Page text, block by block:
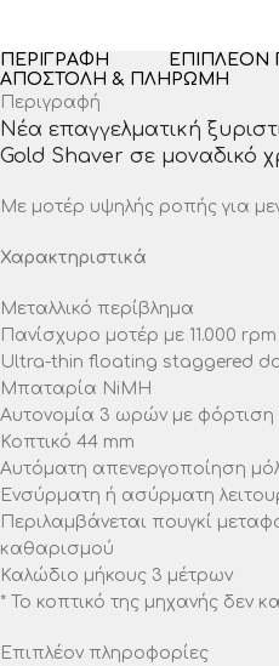
ΠΕΡΙΓΡΑΦΉ ΕΠΙΠΛΈΟΝ
ΑΠΟΣΤΟΛΉ & ΠΛΗΡΩΜΉ
Περιγραφή
Νέα επαγγελματική
Gold Shaver σε μοναδικό
Με μοτέρ υψηλής ροπής για
Χαρακτηριστικά
Μεταλλικό περίβλημα
Πανίσχυρο μοτέρ με 11.000 rpm
Ultra-thin floating staggered
Μπαταρία NiMH
Αυτονομία 3 ωρών με
Κοπτικό 44 mm
Αυτόματη απενεργοποίηση
Ενσύρματη ή ασύρματη
Περιλαμβάνεται πουγκί
καθαρισμού
Καλώδιο μήκους 3 μέτρων
* Το κοπτικό της μηχανής δεν
Επιπλέον πληροφορίες